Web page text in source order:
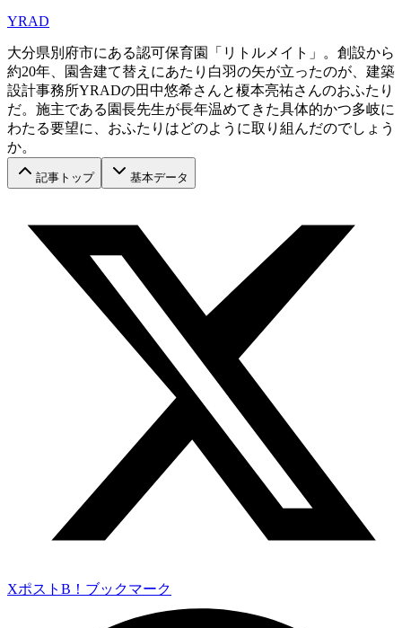
YRAD
大分県別府市にある認可保育園「リトルメイト」。創設から
約20年、園舎建て替えにあたり白羽の矢が立ったのが、建築
設計事務所YRADの田中悠希さんと榎本亮祐さんのおふたり
だ。施主である園長先生が長年温めてきた具体的かつ多岐に
わたる要望に、おふたりはどのように取り組んだのでしょう
か。
記事トップ 基本データ
Xポスト B！ブックマーク